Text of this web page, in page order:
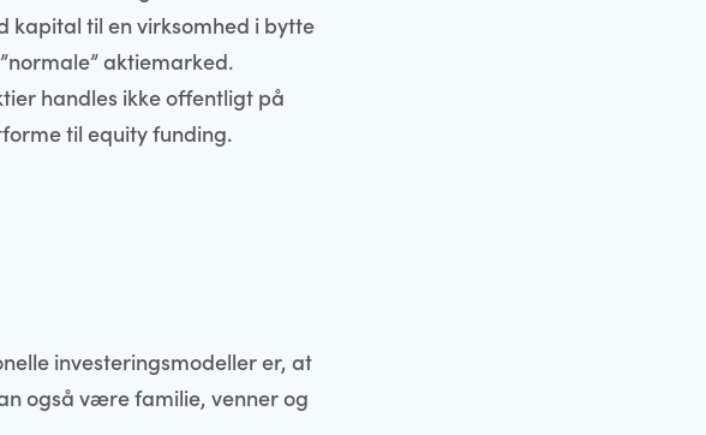
kapital til en virksomhed i bytte
aktiemarked.
handles ikke offentligt på
til equity funding.
investeringsmodeller er, at
også være familie, venner og